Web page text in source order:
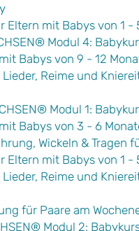
Eltern mit Babys von 1 -
Modul 4:
Babys von 9 - 12
Reime und
Modul 1:
Babys von 3 - 6
Wickeln & Tragen
Eltern mit Babys von 1 -
Reime und
für Paare am
Modul 2: